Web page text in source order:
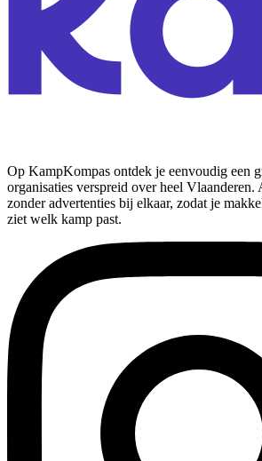
Op KampKompas ontdek je eenvoudig een
organisaties verspreid over heel Vlaanderen.
zonder advertenties bij elkaar, zodat je
ziet welk kamp past.